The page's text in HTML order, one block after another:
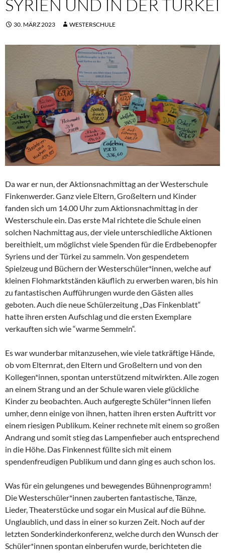
YRIEN UND IN DER TÜRKEI
30. MÄRZ 2023 WESTERSCHULE
Da war er nun, der Aktionsnachmittag an der Westerschule
Finkenwerder. Ganz viele Eltern, Großeltern und Kinder
fanden sich um 14.00 Uhr zum Aktionsnachmittag in der
Westerschule ein. Das erste Mal richtete die Schule einen
solchen Nachmittag aus, der viele unterschiedliche Aktionen
bereithielt, um möglichst viele Spenden für die Erdbebenopfer
Syriens und der Türkei zu sammeln. Von gespendetem
Spielzeug und Büchern der Westerschüler*innen, welche auf
kleinen Flohmarktständen käuflich zu erwerben waren, bis hin
zu fantastischen Aufführungen wurde den Gästen alles
geboten. Auch die neue Schülerzeitung „Das Finkenblatt“
hatte ihren ersten Aufschlag und die ersten Exemplare
verkauften sich wie “warme Semmeln“.
Es war wunderbar mitanzusehen, wie viele tatkräftige Hände,
ob vom Elternrat, den Eltern und Großeltern und von den
Kollegen*innen, spontan unterstützend mitwirkten. Alle zogen
an einem Strang und an der Schule waren viele glückliche
Kinder zu beobachten. Auch aufgeregte Schüler*innen liefen
umher, denn einige von ihnen, hatten ihren ersten Auftritt vor
einem riesigen Publikum. Keiner rechnete mit einem so großen
Andrang und somit stieg das Lampenfieber auch entsprechend
in die Höhe. Das Finkennest füllte sich mit einem
spendenfreudigen Publikum und dann ging es auch schon los.
Was für ein gelungenes und bewegendes Bühnenprogramm!
Die Westerschüler*innen zauberten fantastische, Tänze,
Lieder, Theaterstücke und sogar ein Musical auf die Bühne.
Unglaublich, und dass in einer so kurzen Zeit. Noch auf der
letzten Sonderkinderkonferenz, welche durch den Wunsch der
Schüler*innen spontan einberufen wurde, berichteten die